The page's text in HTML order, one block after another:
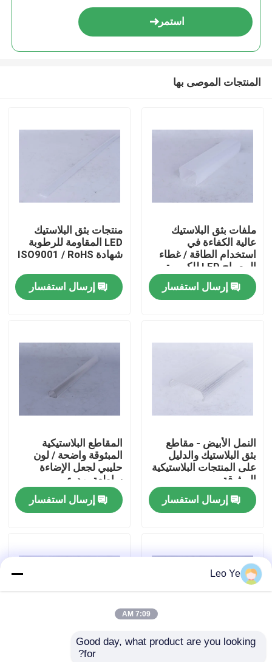
فيديوهات
جولة في المصنع
مراقبة الجودة
أخبار
استمر
المنتجات الموصى بها
ملفات بثق البلاستيك
عالية الكفاءة في
استخدام الطاقة / غطاء
المصباح LED للكمبيوتر
إرسال استفسار
منتجات بثق البلاستيك
LED المقاومة للرطوبة
شهادة ISO9001 / RoHS
إرسال استفسار
النمل الأبيض - مقاطع
بثق البلاستيك والدليل
على المنتجات البلاستيكية
المبثوقة
إرسال استفسار
المقاطع البلاستيكية
المبثوقة واضحة / لون
حليبي لجعل الإضاءة
ساطعة بهدوء
إرسال استفسار
ملامح بثق البلاستيك
Leo Ye
7:09 AM
Good day, what product are you looking
for?